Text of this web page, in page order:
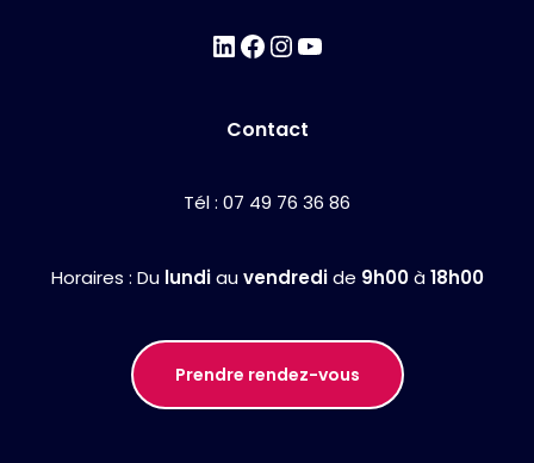
Contact
Tél : 07 49 76 36 86
Horaires : Du lundiau vendredide 9h00à 18h00
Prendre rendez-vous